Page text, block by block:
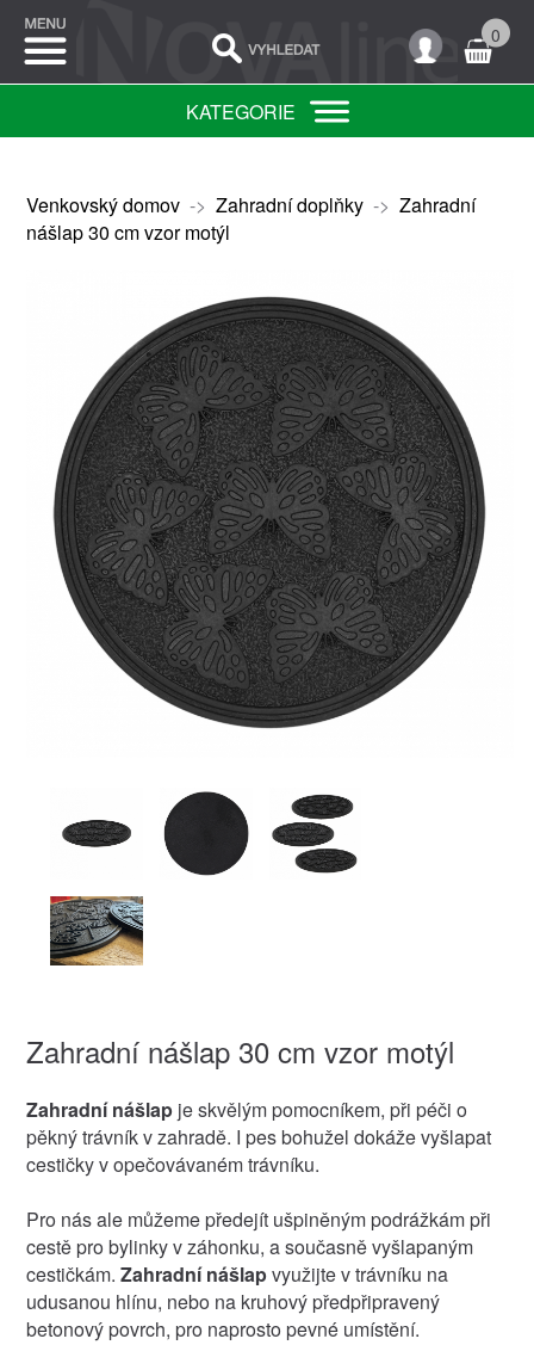
0
KATEGORIE
Venkovský domov-> Zahradní doplňky-> Zahradní
nášlap 30 cm vzor motýl
Zahradní nášlap 30 cm vzor motýl
Zahradní nášlapje skvělým pomocníkem, při péči o
pěkný trávník v zahradě. I pes bohužel dokáže vyšlapat
cestičky v opečovávaném trávníku.
Pro nás ale můžeme předejít ušpiněným podrážkám při
cestě pro bylinky v záhonku, a současně vyšlapaným
cestičkám. Zahradní nášlapvyužijte v trávníku na
udusanou hlínu, nebo na kruhový předpřipravený
betonový povrch, pro naprosto pevné umístění.